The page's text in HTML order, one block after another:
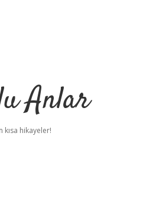
Anlar
kısa hikayeler!